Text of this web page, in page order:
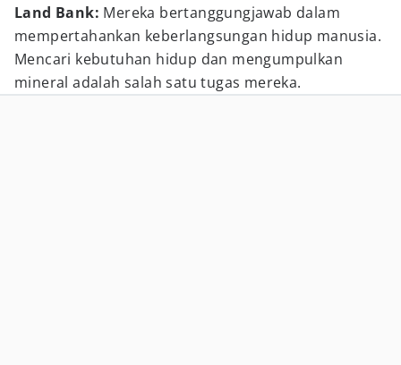
Land Bank: Mereka bertanggungjawab dalam
mempertahankan keberlangsungan hidup manusia.
Mencari kebutuhan hidup dan mengumpulkan
mineral adalah salah satu tugas mereka.